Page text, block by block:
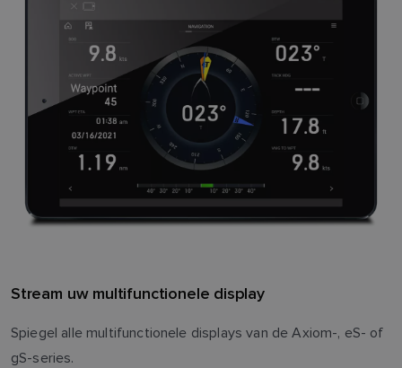
Stream uw multifunctionele display
Spiegel alle multifunctionele displays van de Axiom-, eS- of
gS-series.